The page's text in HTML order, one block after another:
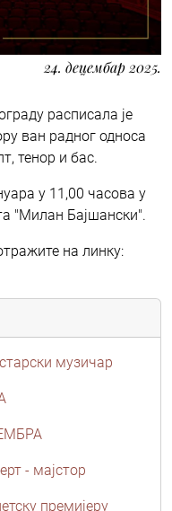
24. децембар 2025.
расписала је
ван радног односа
тенор и бас.
у 11,00 часова у
"Милан Бајшански".
на линку:
музичар
- мајстор
премијеру